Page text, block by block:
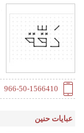
966-50-1566410
عبايات حنين